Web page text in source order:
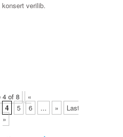
konsert verilib.
4 of 8
«
4 5 6 ... »
Last
»